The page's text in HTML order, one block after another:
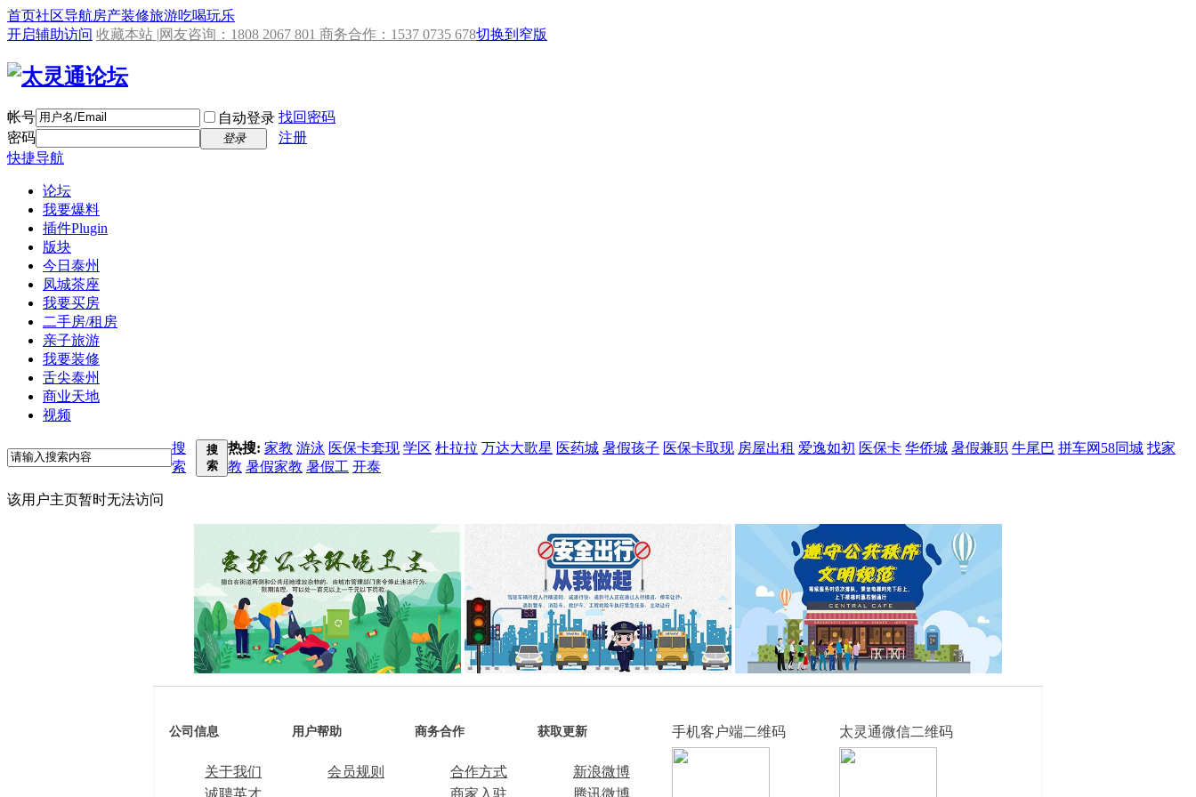
首页社区导航房产装修旅游吃喝玩乐
开启辅助访问 收藏本站 |网友咨询：1808 2067 801 商务合作：1537 0735 678切换到窄版
帐号 自动登录 找回密码
密码
登录
注册
快捷导航
论坛
我要爆料
插件Plugin
版块
今日泰州
凤城茶座
我要买房
二手房/租房
亲子旅游
我要装修
舌尖泰州
商业天地
视频
搜
索
搜
索
热搜: 家教 游泳 医保卡套现 学区 杜拉拉 万达大歌星 医药城 暑假孩子 医保卡取现 房屋出租 爱逸如初 医保卡 华侨城 暑假兼职 牛尾巴 拼车网58同城 找家
教 暑假家教 暑假工 开泰
该用户主页暂时无法访问
公司信息
关于我们
用户帮助
会员规则
商务合作
合作方式
获取更新
新浪微博
手机客户端二维码 太灵通微信二维码